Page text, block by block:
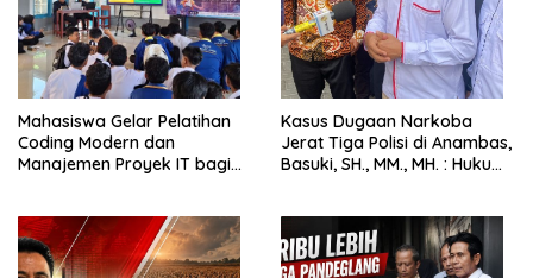
Mahasiswa Gelar Pelatihan
Coding Modern dan
Manajemen Proyek IT bagi
Kasus Dugaan Narkoba
Jerat Tiga Polisi di Anambas,
Basuki, SH., MM., MH. : Hukum